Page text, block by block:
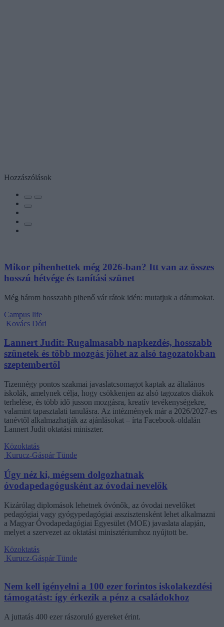
Hozzászólások
Mikor pihenhettek még 2026-ban? Itt van az összes
hosszú hétvége és tanítási szünet
Még három hosszabb pihenő vár rátok idén: mutatjuk a dátumokat.
Campus life
Kovács Dóri
Lannert Judit: Rugalmasabb napkezdés, hosszabb
szünetek és több mozgás jöhet az alsó tagozatokban
szeptembertől
Tizennégy pontos szakmai javaslatcsomagot kaptak az általános
iskolák, amelynek célja, hogy csökkenjen az alsó tagozatos diákok
terhelése, és több idő jusson mozgásra, kreatív tevékenységekre,
valamint tapasztalati tanulásra. Az intézmények már a 2026/2027-es
tanévtől alkalmazhatják az ajánlásokat – írta Facebook-oldalán
Lannert Judit oktatási miniszter.
Közoktatás
Kurucz-Gáspár Tünde
Úgy néz ki, mégsem dolgozhatnak
óvodapedagógusként az óvodai nevelők
Kizárólag diplomások lehetnek óvónők, az óvodai nevelőket
pedagógiai vagy gyógypedagógiai asszisztensként lehet alkalmazni
a Magyar Óvodapedagógiai Egyesület (MOE) javaslata alapján,
melyet a szervezet az oktatási minisztériumhoz nyújtott be.
Közoktatás
Kurucz-Gáspár Tünde
Nem kell igényelni a 100 ezer forintos iskolakezdési
támogatást: így érkezik a pénz a családokhoz
A juttatás 400 ezer rászoruló gyereket érint.